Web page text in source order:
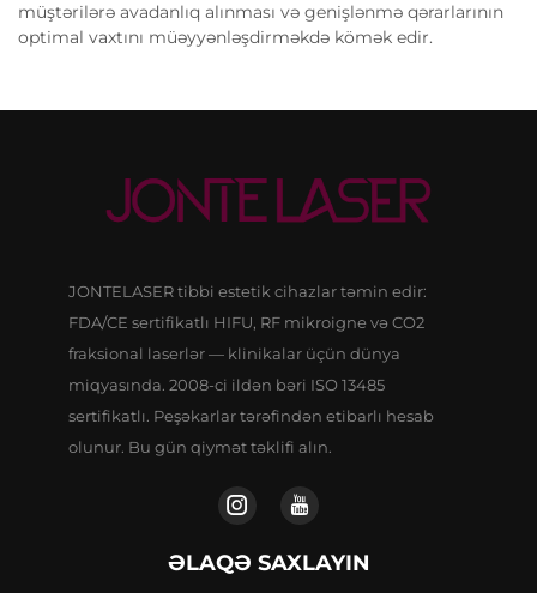
müştərilərə avadanlıq alınması və genişlənmə qərarlarının
optimal vaxtını müəyyənləşdirməkdə kömək edir.
JONTELASER tibbi estetik cihazlar təmin edir:
FDA/CE sertifikatlı HIFU, RF mikroigne və CO2
fraksional laserlər — klinikalar üçün dünya
miqyasında. 2008-ci ildən bəri ISO 13485
sertifikatlı. Peşəkarlar tərəfindən etibarlı hesab
olunur. Bu gün qiymət təklifi alın.
ƏLAQƏ SAXLAYIN